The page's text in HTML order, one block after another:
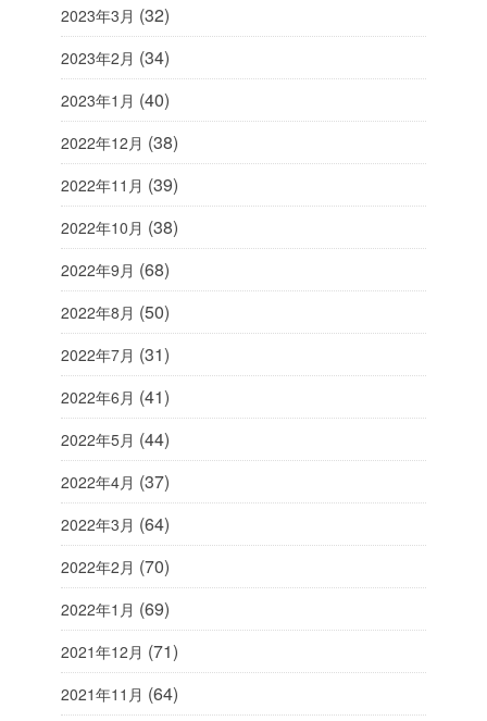
2023年3月 (32)
2023年2月 (34)
2023年1月 (40)
2022年12月 (38)
2022年11月 (39)
2022年10月 (38)
2022年9月 (68)
2022年8月 (50)
2022年7月 (31)
2022年6月 (41)
2022年5月 (44)
2022年4月 (37)
2022年3月 (64)
2022年2月 (70)
2022年1月 (69)
2021年12月 (71)
2021年11月 (64)